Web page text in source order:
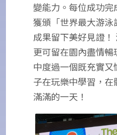
變能力。每位成功
獲頒「世界最大游
成果留下美好見證！
更可留在園內盡情
中度過一個既充實
子在玩樂中學習，
滿滿的一天！